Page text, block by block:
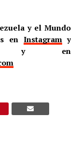
y el Mundo
en Instagramy
en